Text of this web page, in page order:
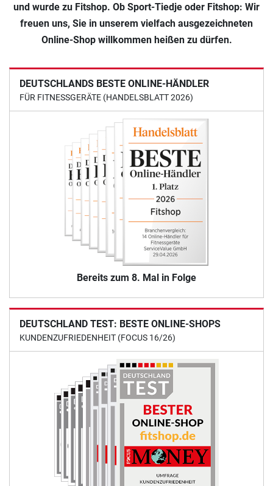
und wurde zu Fitshop. Ob Sport-Tiedje oder Fitshop: Wir
freuen uns, Sie in unserem vielfach ausgezeichneten
Online-Shop willkommen heißen zu dürfen.
DEUTSCHLANDS BESTE ONLINE-HÄNDLER
FÜR FITNESSGERÄTE (HANDELSBLATT 2026)
Bereits zum 8. Mal in Folge
DEUTSCHLAND TEST: BESTE ONLINE-SHOPS
KUNDENZUFRIEDENHEIT (FOCUS 16/26)